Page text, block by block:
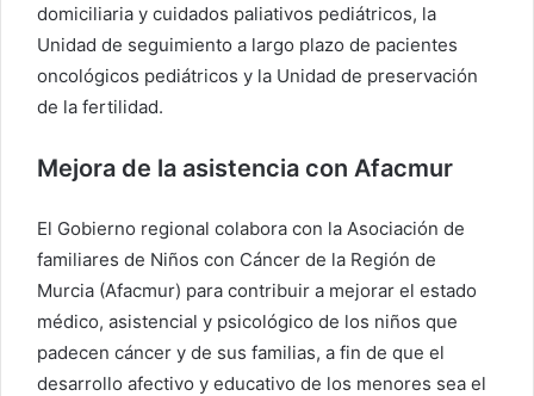
domiciliaria y cuidados paliativos pediátricos, la
Unidad de seguimiento a largo plazo de pacientes
oncológicos pediátricos y la Unidad de preservación
de la fertilidad.
Mejora de la asistencia con Afacmur
El Gobierno regional colabora con la Asociación de
familiares de Niños con Cáncer de la Región de
Murcia (Afacmur) para contribuir a mejorar el estado
médico, asistencial y psicológico de los niños que
padecen cáncer y de sus familias, a fin de que el
desarrollo afectivo y educativo de los menores sea el